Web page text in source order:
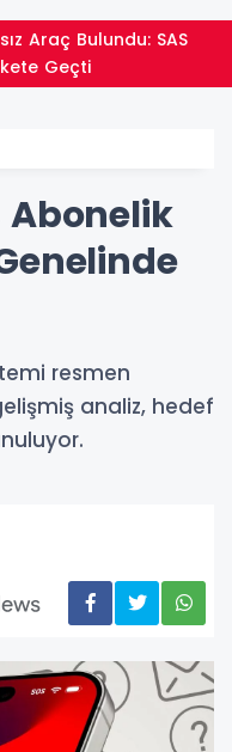
Geçti
resmen
analiz, hedef